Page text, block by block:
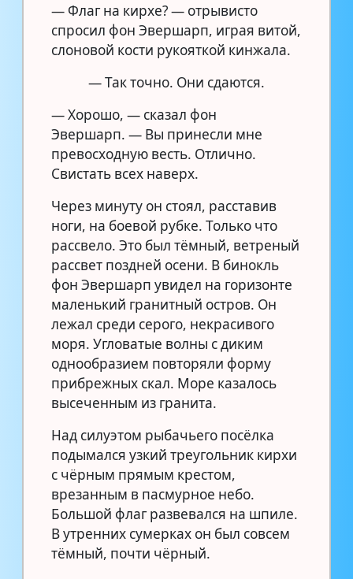
— Флаг на кирхе? — отрывисто
спросил фон Эвершарп, играя витой,
слоновой кости рукояткой кинжала.
— Так точно. Они сдаются.
— Хорошо, — сказал фон
Эвершарп. — Вы принесли мне
превосходную весть. Отлично.
Свистать всех наверх.
Через минуту он стоял, расставив
ноги, на боевой рубке. Только что
рассвело. Это был тёмный, ветреный
рассвет поздней осени. В бинокль
фон Эвершарп увидел на горизонте
маленький гранитный остров. Он
лежал среди серого, некрасивого
моря. Угловатые волны с диким
однообразием повторяли форму
прибрежных скал. Море казалось
высеченным из гранита.
Над силуэтом рыбачьего посёлка
подымался узкий треугольник кирхи
с чёрным прямым крестом,
врезанным в пасмурное небо.
Большой флаг развевался на шпиле.
В утренних сумерках он был совсем
тёмный, почти чёрный.